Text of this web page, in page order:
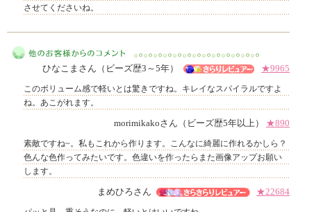
MIYUKI先生からのコメント
させてくださいね。
他のお客様からのコメント
ひなこまさん（ビーズ歴3～5年） ★9965
このボリューム感で軽いとは驚きですね。キレイなスパイラルですよ
ね。あこがれます。
morimikakoさん（ビーズ歴5年以上） ★890
素敵ですね~。私もこれから作ります。こんなに綺麗に作れるかしら？
色んな色作ってみたいです。色違いを作ったらまた画像アップお願い
します。
まめひろさん ★22684